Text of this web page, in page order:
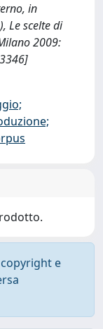
in
Le scelte di
2009:
e